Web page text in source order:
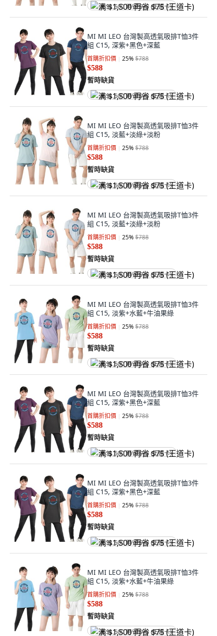
满 $1,500 再省 $75 (王道卡)
MI MI LEO 台灣製高透氣吸排T恤3件
組 C15, 深紫+黑色+深藍
首購折扣價 25%$788
$588
暫時缺貨
满 $1,500 再省 $75 (王道卡)
MI MI LEO 台灣製高透氣吸排T恤3件
組 C15, 淡藍+淡綠+淡粉
首購折扣價 25%$788
$588
暫時缺貨
满 $1,500 再省 $75 (王道卡)
MI MI LEO 台灣製高透氣吸排T恤3件
組 C15, 淡藍+淡綠+淡粉
首購折扣價 25%$788
$588
暫時缺貨
满 $1,500 再省 $75 (王道卡)
MI MI LEO 台灣製高透氣吸排T恤3件
組 C15, 淡紫+水藍+牛油果綠
首購折扣價 25%$788
$588
暫時缺貨
满 $1,500 再省 $75 (王道卡)
MI MI LEO 台灣製高透氣吸排T恤3件
組 C15, 深紫+黑色+深藍
首購折扣價 25%$788
$588
暫時缺貨
满 $1,500 再省 $75 (王道卡)
MI MI LEO 台灣製高透氣吸排T恤3件
組 C15, 深紫+黑色+深藍
首購折扣價 25%$788
$588
暫時缺貨
满 $1,500 再省 $75 (王道卡)
MI MI LEO 台灣製高透氣吸排T恤3件
組 C15, 淡紫+水藍+牛油果綠
首購折扣價 25%$788
$588
暫時缺貨
满 $1,500 再省 $75 (王道卡)